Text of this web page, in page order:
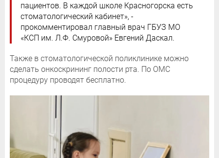
пациентов. В каждой школе Красногорска есть
стоматологический кабинет», -
прокомментировал главный врач ГБУЗ МО
«КСП им. Л.Ф. Смуровой» Евгений Даскал.
Также в стоматологической поликлинике можно
сделать онкоскрининг полости рта. По ОМС
процедуру проводят бесплатно.